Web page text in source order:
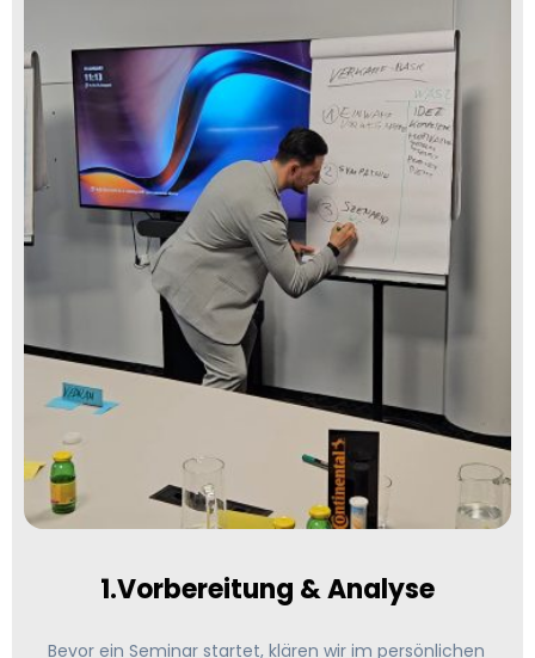
1.Vorbereitung & Analyse
Bevor ein Seminar startet, klären wir im persönlichen